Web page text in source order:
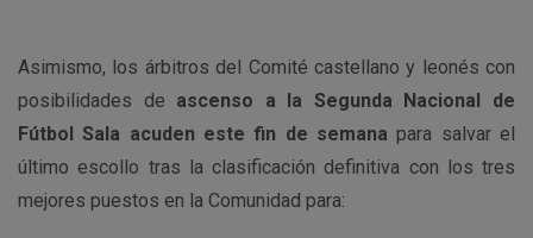
Asimismo, los árbitros del Comité castellano y leonés con
posibilidades de ascenso a la Segunda Nacional de
Fútbol Sala acuden este fin de semana para salvar el
último escollo tras la clasificación definitiva con los tres
mejores puestos en la Comunidad para: